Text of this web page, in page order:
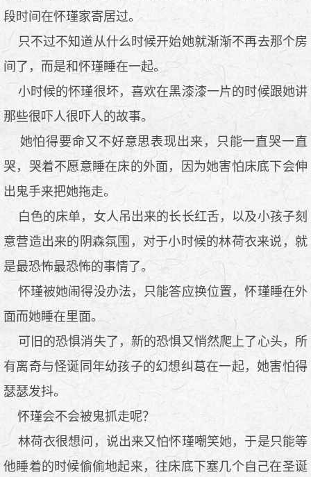
段时间在怀瑾家寄居过。
只不过不知道从什么时候开始她就渐渐不再去那个房
间了，而是和怀瑾睡在一起。
小时候的怀瑾很坏，喜欢在黑漆漆一片的时候跟她讲
那些很吓人很吓人的故事。
她怕得要命又不好意思表现出来，只能一直哭一直
哭，哭着不愿意睡在床的外面，因为她害怕床底下会伸
出鬼手来把她拖走。
白色的床单，女人吊出来的长长红舌，以及小孩子刻
意营造出来的阴森氛围，对于小时候的林荷衣来说，就
是最恐怖最恐怖的事情了。
怀瑾被她闹得没办法，只能答应换位置，怀瑾睡在外
面而她睡在里面。
可旧的恐惧消失了，新的恐惧又悄然爬上了心头，所
有离奇与怪诞同年幼孩子的幻想纠葛在一起，她害怕得
瑟瑟发抖。
怀瑾会不会被鬼抓走呢？
林荷衣很想问，说出来又怕怀瑾嘲笑她，于是只能等
他睡着的时候偷偷地起来，往床底下塞几个自己在圣诞